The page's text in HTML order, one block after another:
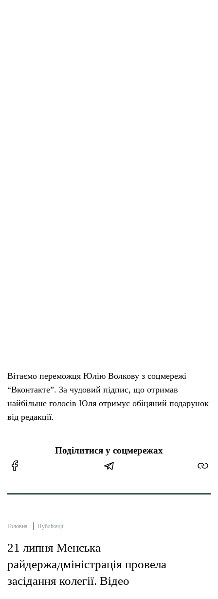
Вітаємо переможця Юлію Волкову з соцмережі
“Вконтакте”. За чудовий підпис, що отримав
найбільше голосів Юля отримує обіцяний подарунок
від редакції.
Поділитися у соцмережах
Головна Публікації
21 липня Менська
райдержадміністрація провела
засідання колегії. Відео